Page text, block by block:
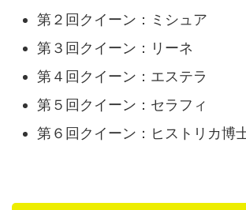
第２回クイーン：ミシュア
第３回クイーン：リーネ
第４回クイーン：エステラ
第５回クイーン：セラフィ
第６回クイーン：ヒストリカ博